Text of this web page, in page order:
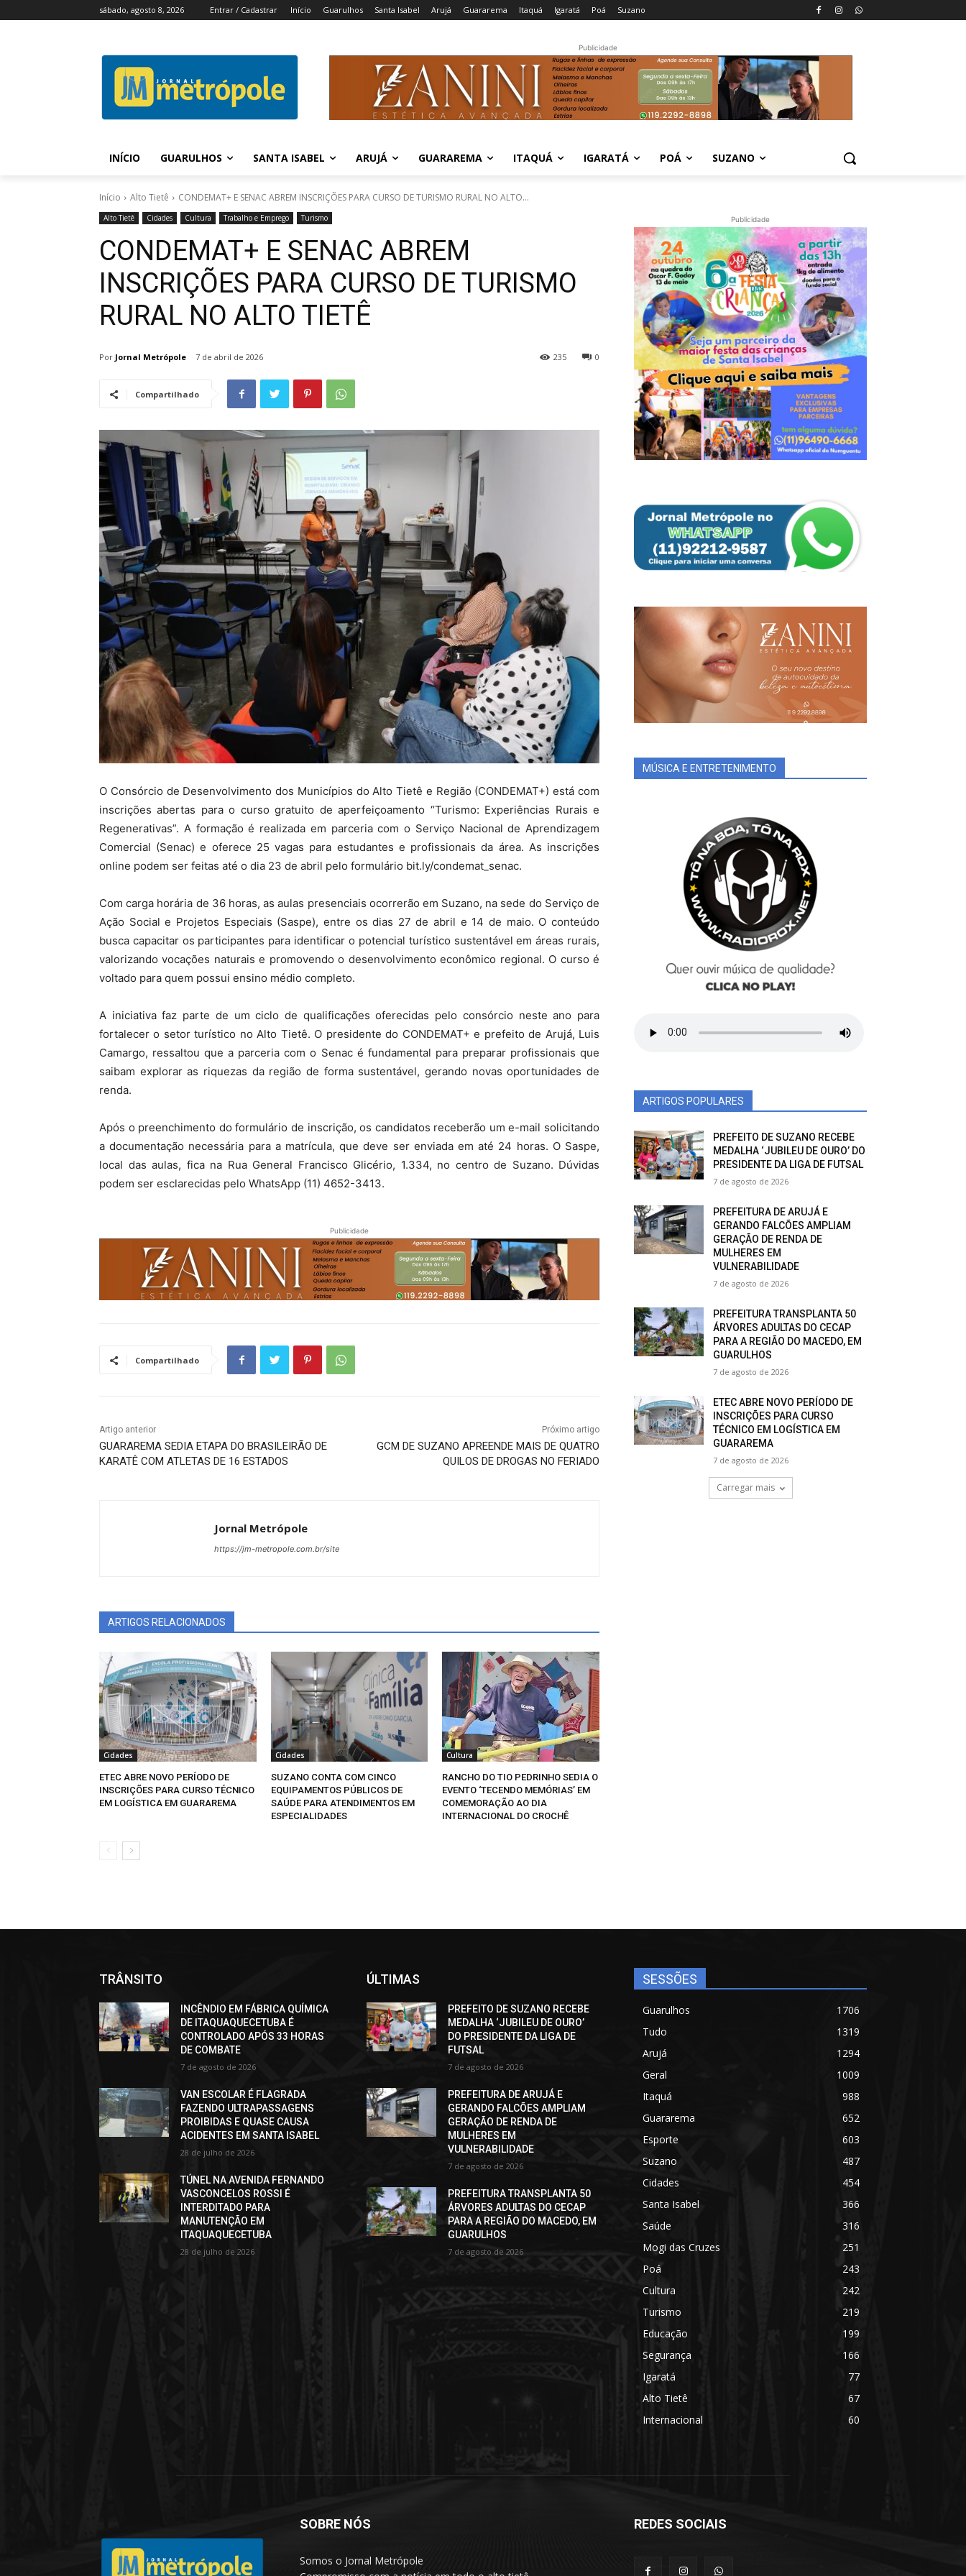
sábado, agosto 8, 2026 Entrar / Cadastrar Início Guarulhos Santa Isabel Arujá Guararema Itaquá Igaratá Poá Suzano
Publicidade
INÍCIO GUARULHOS SANTA ISABEL ARUJÁ GUARAREMA ITAQUÁ IGARATÁ POÁ SUZANO
Início Alto Tietê CONDEMAT+ E SENAC ABREM INSCRIÇÕES PARA CURSO DE TURISMO RURAL NO ALTO...
Alto Tietê Cidades Cultura Trabalho e Emprego Turismo
CONDEMAT+ E SENAC ABREM
INSCRIÇÕES PARA CURSO DE TURISMO
RURAL NO ALTO TIETÊ
Por Jornal Metrópole 7 de abril de 2026 0
235
Compartilhado
O Consórcio de Desenvolvimento dos Municípios do Alto Tietê e Região (CONDEMAT+) está com
inscrições abertas para o curso gratuito de aperfeiçoamento “Turismo: Experiências Rurais e
Regenerativas”. A formação é realizada em parceria com o Serviço Nacional de Aprendizagem
Comercial (Senac) e oferece 25 vagas para estudantes e profissionais da área. As inscrições
online podem ser feitas até o dia 23 de abril pelo formulário bit.ly/condemat_senac.
Com carga horária de 36 horas, as aulas presenciais ocorrerão em Suzano, na sede do Serviço de
Ação Social e Projetos Especiais (Saspe), entre os dias 27 de abril e 14 de maio. O conteúdo
busca capacitar os participantes para identificar o potencial turístico sustentável em áreas rurais,
valorizando vocações naturais e promovendo o desenvolvimento econômico regional. O curso é
voltado para quem possui ensino médio completo.
A iniciativa faz parte de um ciclo de qualificações oferecidas pelo consórcio neste ano para
fortalecer o setor turístico no Alto Tietê. O presidente do CONDEMAT+ e prefeito de Arujá, Luis
Camargo, ressaltou que a parceria com o Senac é fundamental para preparar profissionais que
saibam explorar as riquezas da região de forma sustentável, gerando novas oportunidades de
renda.
Após o preenchimento do formulário de inscrição, os candidatos receberão um e-mail solicitando
a documentação necessária para a matrícula, que deve ser enviada em até 24 horas. O Saspe,
local das aulas, fica na Rua General Francisco Glicério, 1.334, no centro de Suzano. Dúvidas
podem ser esclarecidas pelo WhatsApp (11) 4652-3413.
Publicidade
Compartilhado
Artigo anterior
GUARAREMA SEDIA ETAPA DO BRASILEIRÃO DE
KARATÊ COM ATLETAS DE 16 ESTADOS
Próximo artigo
GCM DE SUZANO APREENDE MAIS DE QUATRO
QUILOS DE DROGAS NO FERIADO
Jornal Metrópole
https://jm-metropole.com.br/site
ARTIGOS RELACIONADOS
Cidades
ETEC ABRE NOVO PERÍODO DE
INSCRIÇÕES PARA CURSO TÉCNICO
EM LOGÍSTICA EM GUARAREMA
Cidades
SUZANO CONTA COM CINCO
EQUIPAMENTOS PÚBLICOS DE
SAÚDE PARA ATENDIMENTOS EM
ESPECIALIDADES
Cultura
RANCHO DO TIO PEDRINHO SEDIA O
EVENTO ‘TECENDO MEMÓRIAS’ EM
COMEMORAÇÃO AO DIA
INTERNACIONAL DO CROCHÊ
Publicidade
MÚSICA E ENTRETENIMENTO
ARTIGOS POPULARES
PREFEITO DE SUZANO RECEBE
MEDALHA ‘JUBILEU DE OURO’ DO
PRESIDENTE DA LIGA DE FUTSAL
7 de agosto de 2026
PREFEITURA DE ARUJÁ E
GERANDO FALCÕES AMPLIAM
GERAÇÃO DE RENDA DE
MULHERES EM
VULNERABILIDADE
7 de agosto de 2026
PREFEITURA TRANSPLANTA 50
ÁRVORES ADULTAS DO CECAP
PARA A REGIÃO DO MACEDO, EM
GUARULHOS
7 de agosto de 2026
ETEC ABRE NOVO PERÍODO DE
INSCRIÇÕES PARA CURSO
TÉCNICO EM LOGÍSTICA EM
GUARAREMA
7 de agosto de 2026
Carregar mais
TRÂNSITO
INCÊNDIO EM FÁBRICA QUÍMICA
DE ITAQUAQUECETUBA É
CONTROLADO APÓS 33 HORAS
DE COMBATE
7 de agosto de 2026
VAN ESCOLAR É FLAGRADA
FAZENDO ULTRAPASSAGENS
PROIBIDAS E QUASE CAUSA
ACIDENTES EM SANTA ISABEL
28 de julho de 2026
TÚNEL NA AVENIDA FERNANDO
VASCONCELOS ROSSI É
INTERDITADO PARA
MANUTENÇÃO EM
ITAQUAQUECETUBA
28 de julho de 2026
ÚLTIMAS
PREFEITO DE SUZANO RECEBE
MEDALHA ‘JUBILEU DE OURO’
DO PRESIDENTE DA LIGA DE
FUTSAL
7 de agosto de 2026
PREFEITURA DE ARUJÁ E
GERANDO FALCÕES AMPLIAM
GERAÇÃO DE RENDA DE
MULHERES EM
VULNERABILIDADE
7 de agosto de 2026
PREFEITURA TRANSPLANTA 50
ÁRVORES ADULTAS DO CECAP
PARA A REGIÃO DO MACEDO, EM
GUARULHOS
7 de agosto de 2026
SESSÕES
Guarulhos
1706
Tudo
1319
Arujá
1294
Geral
1009
Itaquá
988
Guararema
652
Esporte
603
Suzano
487
Cidades
454
Santa Isabel
366
Saúde
316
Mogi das Cruzes
251
Poá
243
Cultura
242
Turismo
219
Educação
199
Segurança
166
Igaratá
77
Alto Tietê
67
Internacional
60
SOBRE NÓS
Somos o Jornal Metrópole
REDES SOCIAIS